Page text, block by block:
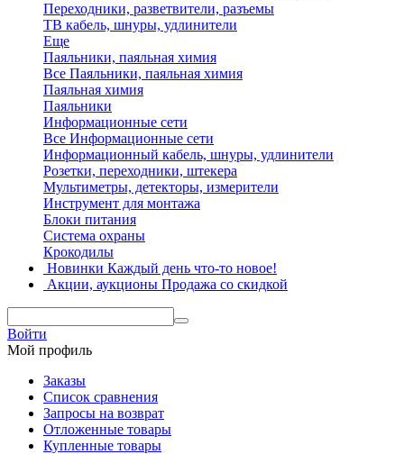
Переходники, разветвители, разъемы
ТВ кабель, шнуры, удлинители
Еще
Паяльники, паяльная химия
Все Паяльники, паяльная химия
Паяльная химия
Паяльники
Информационные сети
Все Информационные сети
Информационный кабель, шнуры, удлинители
Розетки, переходники, штекера
Мультиметры, детекторы, измерители
Инструмент для монтажа
Блоки питания
Система охраны
Крокодилы
Новинки Каждый день что-то новое!
Акции, аукционы Продажа со скидкой
Войти
Мой профиль
Заказы
Список сравнения
Запросы на возврат
Отложенные товары
Купленные товары